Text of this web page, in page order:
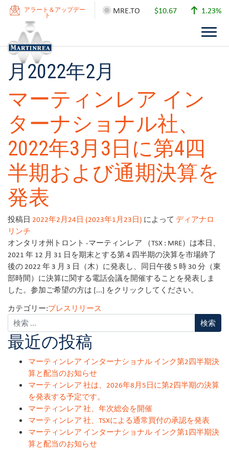
MRE.TO $10.67 1.23%
アラート＆アップデー
ト
月2022年2月
マーティンレア イン
ターナショナル社、
2022年3月3日に第4四
半期および通期決算を
発表
投稿日 2022年2月24日 (2023年1月23日) によって ディアナロ
リンチ
オンタリオ州トロント -マーティンレア （TSX : MRE）は本日、
2021 年 12 月 31 日を期末とする第 4 四半期の決算を市場終了
後の 2022 年 3 月 3 日（木）に発表し、同日午後 5 時 30 分（東
部時間）に決算に関する電話会議を開催することを発表しま
した。参加ご希望の方は [...] をクリックしてください。
カテゴリー:プレスリリース
最近の投稿
マーティンレア インターナショナル インク第2四半期決
算と配当のお知らせ
マーティンレア 社は、2026年8月5日に第2四半期の決算
を発表する予定です。
マーティンレア 社、年次総会を開催
マーティンレア 社、TSXによる通常買付の承認を発表
マーティンレア インターナショナル インク第1四半期決
算と配当のお知らせ